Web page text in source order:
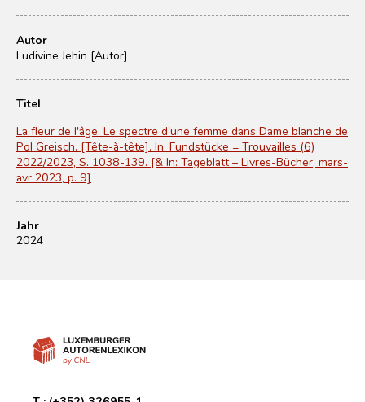
Autor
Ludivine Jehin [Autor]
Titel
La fleur de l'âge. Le spectre d'une femme dans Dame blanche de
Pol Greisch. [Tête-à-tête]. In: Fundstücke = Trouvailles (6)
2022/2023, S. 1038-139. [& In: Tageblatt – Livres-Bücher, mars-
avr 2023, p. 9]
Jahr
2024